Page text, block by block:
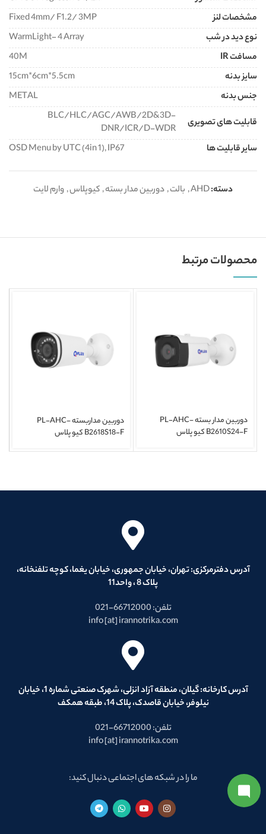
مشخصات لنز
Fixed 4mm/ F1.2/ 3MP
نوع دید در شب
WarmLight- 4 Array
مسافت IR
40M
سایز بدنه
15cm*6cm*5.5cm
جنس بدنه
METAL
قابلیت های تصویری
BLC/HLC/AGC/AWB/2D&3D-
DNR/ICR/D-WDR
سایر قابلیت ها
OSD Menu by UTC (4in 1), IP67
دسته:AHD
, بالت, دوربین مدار بسته, کیوپلاس, وارم لایت
محصولات مرتبط
دوربین مدار بسته PL-AHC-
B2610S24-F کیو پلاس
دوربین مداربسته PL-AHC-
B2618S18-F کیو پلاس
آدرس دفترمرکزی: تهران، خیابان جمهوری، خیابان یغما، کوچه تلفنخانه،
پلاک 8 ، واحد11
تلفن: 66712000-021
info [at] irannotrika.com
آدرس کارخانه: گیلان، منطقه آزاد انزلی، شهرک صنعتی شماره 1، خیابان
نیلوفر، خیابان قاصدک، پلاک 14، طبقه همکف
تلفن: 66712000-021
info [at] irannotrika.com
ما را در شبکه های اجتماعی دنبال کنید: